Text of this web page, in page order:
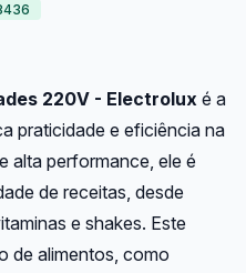
220V - Electroluxé a
praticidade e eficiência na
alta performance, ele é
de receitas, desde
e shakes. Este
de alimentos, como